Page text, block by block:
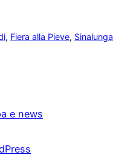
, Fiera alla Pieve, Sinalunga
e news